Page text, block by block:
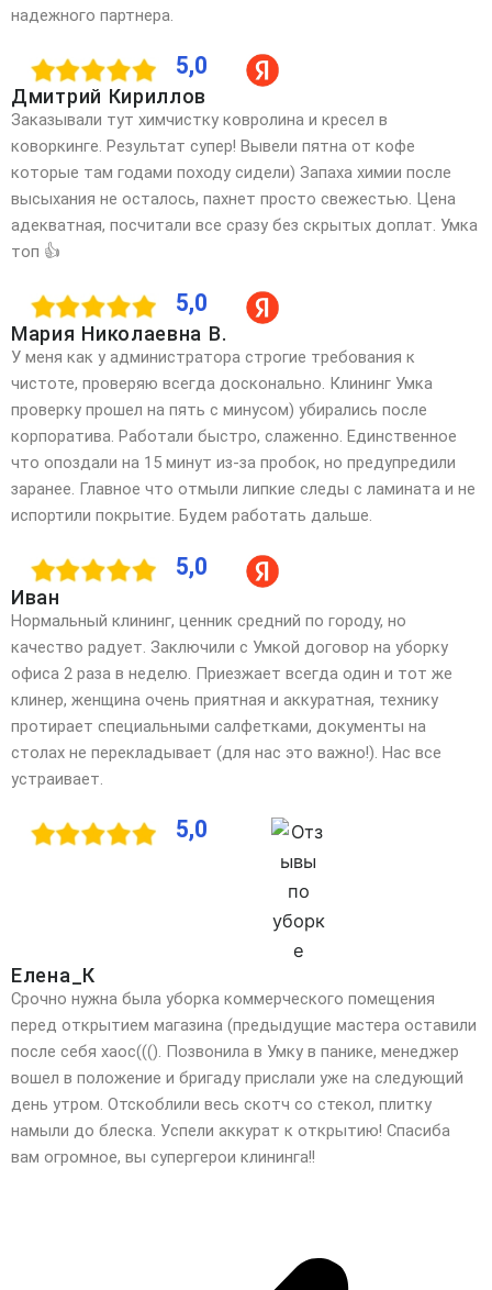
надежного партнера.
5,0
Дмитрий Кириллов
Заказывали тут химчистку ковролина и кресел в
коворкинге. Результат супер! Вывели пятна от кофе
которые там годами походу сидели) Запаха химии после
высыхания не осталось, пахнет просто свежестью. Цена
адекватная, посчитали все сразу без скрытых доплат. Умка
топ 👍
5,0
Мария Николаевна В.
У меня как у администратора строгие требования к
чистоте, проверяю всегда досконально. Клининг Умка
проверку прошел на пять с минусом) убирались после
корпоратива. Работали быстро, слаженно. Единственное
что опоздали на 15 минут из-за пробок, но предупредили
заранее. Главное что отмыли липкие следы с ламината и не
испортили покрытие. Будем работать дальше.
5,0
Иван
Нормальный клининг, ценник средний по городу, но
качество радует. Заключили с Умкой договор на уборку
офиса 2 раза в неделю. Приезжает всегда один и тот же
клинер, женщина очень приятная и аккуратная, технику
протирает специальными салфетками, документы на
столах не перекладывает (для нас это важно!). Нас все
устраивает.
5,0
Елена_К
Срочно нужна была уборка коммерческого помещения
перед открытием магазина (предыдущие мастера оставили
после себя хаос(((). Позвонила в Умку в панике, менеджер
вошел в положение и бригаду прислали уже на следующий
день утром. Отскоблили весь скотч со стекол, плитку
намыли до блеска. Успели аккурат к открытию! Спасиба
вам огромное, вы супергерои клининга!!